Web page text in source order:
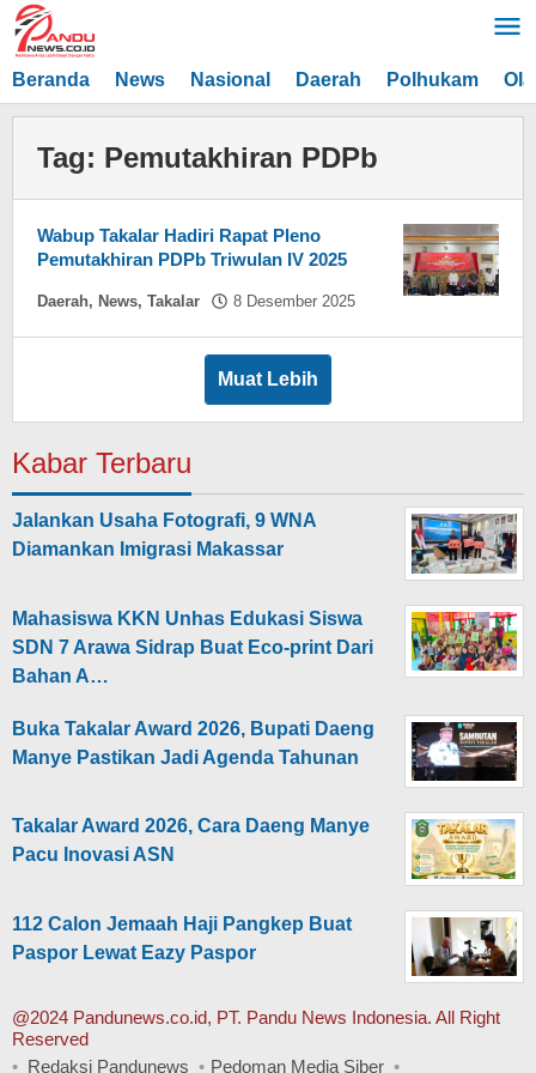
Lewati
ke
konten
Beranda News Nasional Daerah Polhukam
Tag: Pemutakhiran PDPb
Wabup Takalar Hadiri Rapat Pleno
Pemutakhiran PDPb Triwulan IV 2025
Daerah, News, Takalar 8 Desember 2025
Muat Lebih
Kabar Terbaru
Jalankan Usaha Fotografi, 9 WNA
Diamankan Imigrasi Makassar
Mahasiswa KKN Unhas Edukasi Siswa
SDN 7 Arawa Sidrap Buat Eco-print Dari
Bahan A…
Buka Takalar Award 2026, Bupati Daeng
Manye Pastikan Jadi Agenda Tahunan
Takalar Award 2026, Cara Daeng Manye
Pacu Inovasi ASN
112 Calon Jemaah Haji Pangkep Buat
Paspor Lewat Eazy Paspor
@2024 Pandunews.co.id, PT. Pandu News Indonesia. All Right
Reserved
Redaksi Pandunews
Pedoman Media Siber